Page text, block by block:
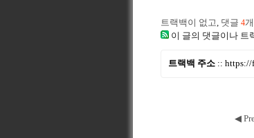
트랙백이 없고, 댓글 4
이 글의 댓글이나 트
트랙백 주소 :: https://
◀